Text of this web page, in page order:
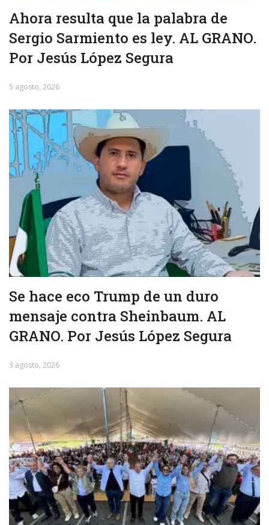
Ahora resulta que la palabra de
Sergio Sarmiento es ley. AL GRANO.
Por Jesús López Segura
5 agosto, 2026
Se hace eco Trump de un duro
mensaje contra Sheinbaum. AL
GRANO. Por Jesús López Segura
3 agosto, 2026